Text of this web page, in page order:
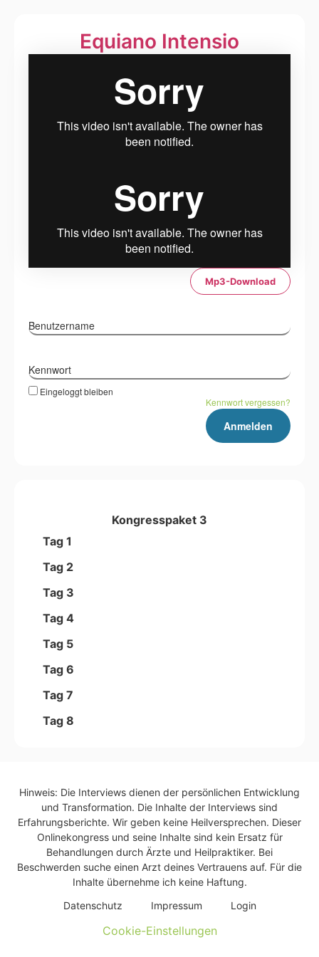
Kongresspaket 3
Tag 1
Tag 2
Tag 3
Tag 4
Tag 5
Tag 6
Tag 7
Tag 8
Equia­no Inten­sio
Mp3-Download
Benutzername
Kennwort
Eingeloggt bleiben
Kennwort vergessen?
Hinweis: Die Interviews dienen der persönlichen Entwicklung
und Transformation. Die Inhalte der Interviews sind
Erfahrungsberichte. Wir geben keine Heilversprechen. Dieser
Onlinekongress und seine Inhalte sind kein Ersatz für
Behandlungen durch Ärzte und Heilpraktiker. Bei
Beschwerden suche einen Arzt deines Vertrauens auf. Für die
Inhalte übernehme ich keine Haftung.
Daten­schutz
Impres­sum Log­in
Cookie-Einstellungen